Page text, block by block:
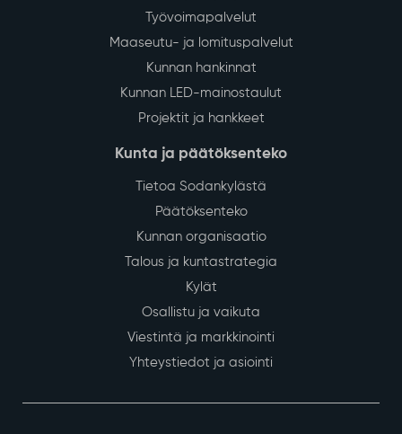
Työvoimapalvelut
Maaseutu- ja lomituspalvelut
Kunnan hankinnat
Kunnan LED-mainostaulut
Projektit ja hankkeet
Kunta ja päätöksenteko
Tietoa Sodankylästä
Päätöksenteko
Kunnan organisaatio
Talous ja kuntastrategia
Kylät
Osallistu ja vaikuta
Viestintä ja markkinointi
Yhteystiedot ja asiointi